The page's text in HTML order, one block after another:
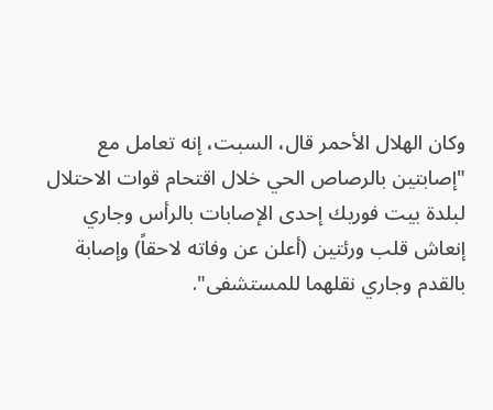
وكان الهلال الأحمر قال، السبت، إنه تعامل مع
"إصابتين بالرصاص الحي خلال اقتحام قوات الاحتلال
لبلدة بيت فوريك إحدى الإصابات بالرأس وجاري
إنعاش قلب ورئتين (أعلن عن وفاته لاحقاً) وإصابة
بالقدم وجاري نقلهما للمستشفى".